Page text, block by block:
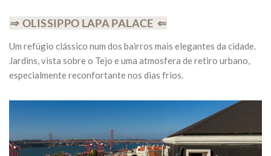
⇒OLISSIPPO LAPA PALACE ⇐
Um refúgio clássico num dos bairros mais elegantes da cidade.
Jardins, vista sobre o Tejo e uma atmosfera de retiro urbano,
especialmente reconfortante nos dias frios.